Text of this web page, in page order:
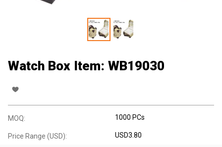
Watch Box Item: WB19030
MOQ: 1000 PCs
Price Range (USD): USD3.80